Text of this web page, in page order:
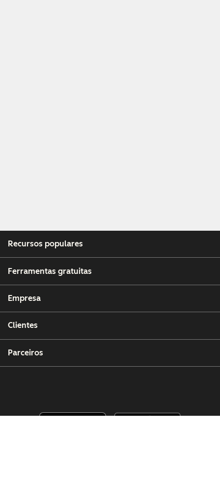
Recursos populares
Ferramentas gratuitas
Empresa
Clientes
Parceiros